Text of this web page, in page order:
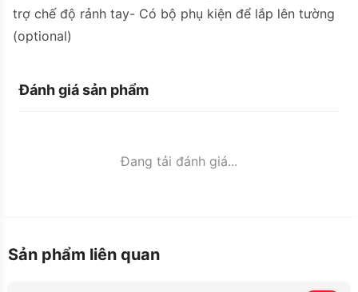
trợ chế độ rảnh tay- Có bộ phụ kiện để lắp lên tường
(optional)
Đánh giá sản phẩm
Đang tải đánh giá...
Sản phẩm liên quan